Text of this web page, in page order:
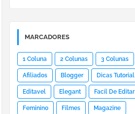
MARCADORES
1 Coluna 2 Colunas 3 Colunas
Afiliados Blogger Dicas Tutorial
Editavel Elegant Facil De Editar
Feminino Filmes Magazine